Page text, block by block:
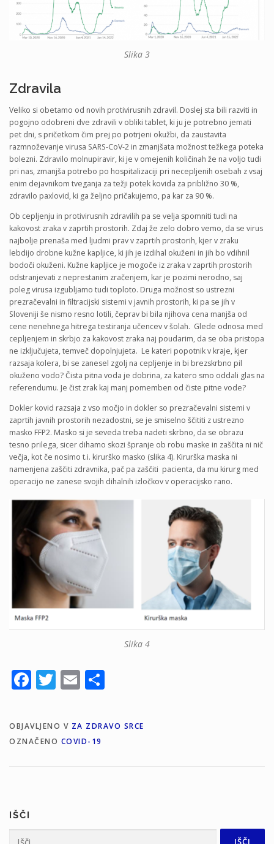
Slika 3
Zdravila
Veliko si obetamo od novih protivirusnih zdravil. Doslej sta bili razviti in
pogojno odobreni dve zdravili v obliki tablet, ki ju je potrebno jemati
pet dni, s pričetkom čim prej po potrjeni okužbi, da zaustavita
razmnoževanje virusa SARS-CoV-2 in zmanjšata možnost težkega poteka
bolezni. Zdravilo molnupiravir, ki je v omejenih količinah že na voljo tudi
pri nas, zmanjša potrebo po hospitalizaciji pri necepljenih osebah z vsaj
enim dejavnikom tveganja za težji potek kovida za približno 30 %,
zdravilo paxlovid, ki ga željno pričakujemo, pa kar za 90 %.
Ob cepljenju in protivirusnih zdravilih pa se velja spomniti tudi na
kakovost zraka v zaprtih prostorih. Zdaj že zelo dobro vemo, da se virus
najbolje prenaša med ljudmi prav v zaprtih prostorih, kjer v zraku
lebdijo drobne kužne kapljice, ki jih je izdihal okuženi in jih bo vdihnil
bodoči okuženi. Kužne kapljice je mogoče iz zraka v zaprtih prostorih
odstranjevati z neprestanim zračenjem, kar je pozimi nerodno, saj
poleg virusa izgubljamo tudi toploto. Druga možnost so ustrezni
prezračevalni in filtracijski sistemi v javnih prostorih, ki pa se jih v
Sloveniji še nismo resno lotili, čeprav bi bila njihova cena manjša od
cene nenehnega hitrega testiranja učencev v šolah. Glede odnosa med
cepljenjem in skrbjo za kakovost zraka naj poudarim, da se oba pristopa
ne izključujeta, temveč dopolnjujeta. Le kateri popotnik v kraje, kjer
razsaja kolera, bi se zanesel zgolj na cepljenje in bi brezskrbno pil
okuženo vodo? Čista pitna voda je dobrina, za katero smo oddali glas na
referendumu. Je čist zrak kaj manj pomemben od čiste pitne vode?
Dokler kovid razsaja z vso močjo in dokler so prezračevalni sistemi v
zaprtih javnih prostorih nezadostni, se je smiselno ščititi z ustrezno
masko FFP2. Masko si je seveda treba nadeti skrbno, da se obrazu
tesno prilega, sicer dihamo skozi špranje ob robu maske in zaščita ni nič
večja, kot če nosimo t.i. kirurško masko (slika 4). Kirurška maska ni
namenjena zaščiti zdravnika, pač pa zaščiti pacienta, da mu kirurg med
operacijo ne zanese svojih dihalnih izločkov v operacijsko rano.
Slika 4
Facebook
Twitter
Email
OBJAVLJENO V ZA ZDRAVO SRCE
OZNAČENO COVID-19
IŠČI